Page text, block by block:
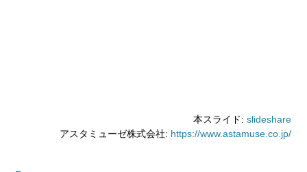
本スライド: slideshare
アスタミューゼ株式会社: https://www.astamuse.co.jp/